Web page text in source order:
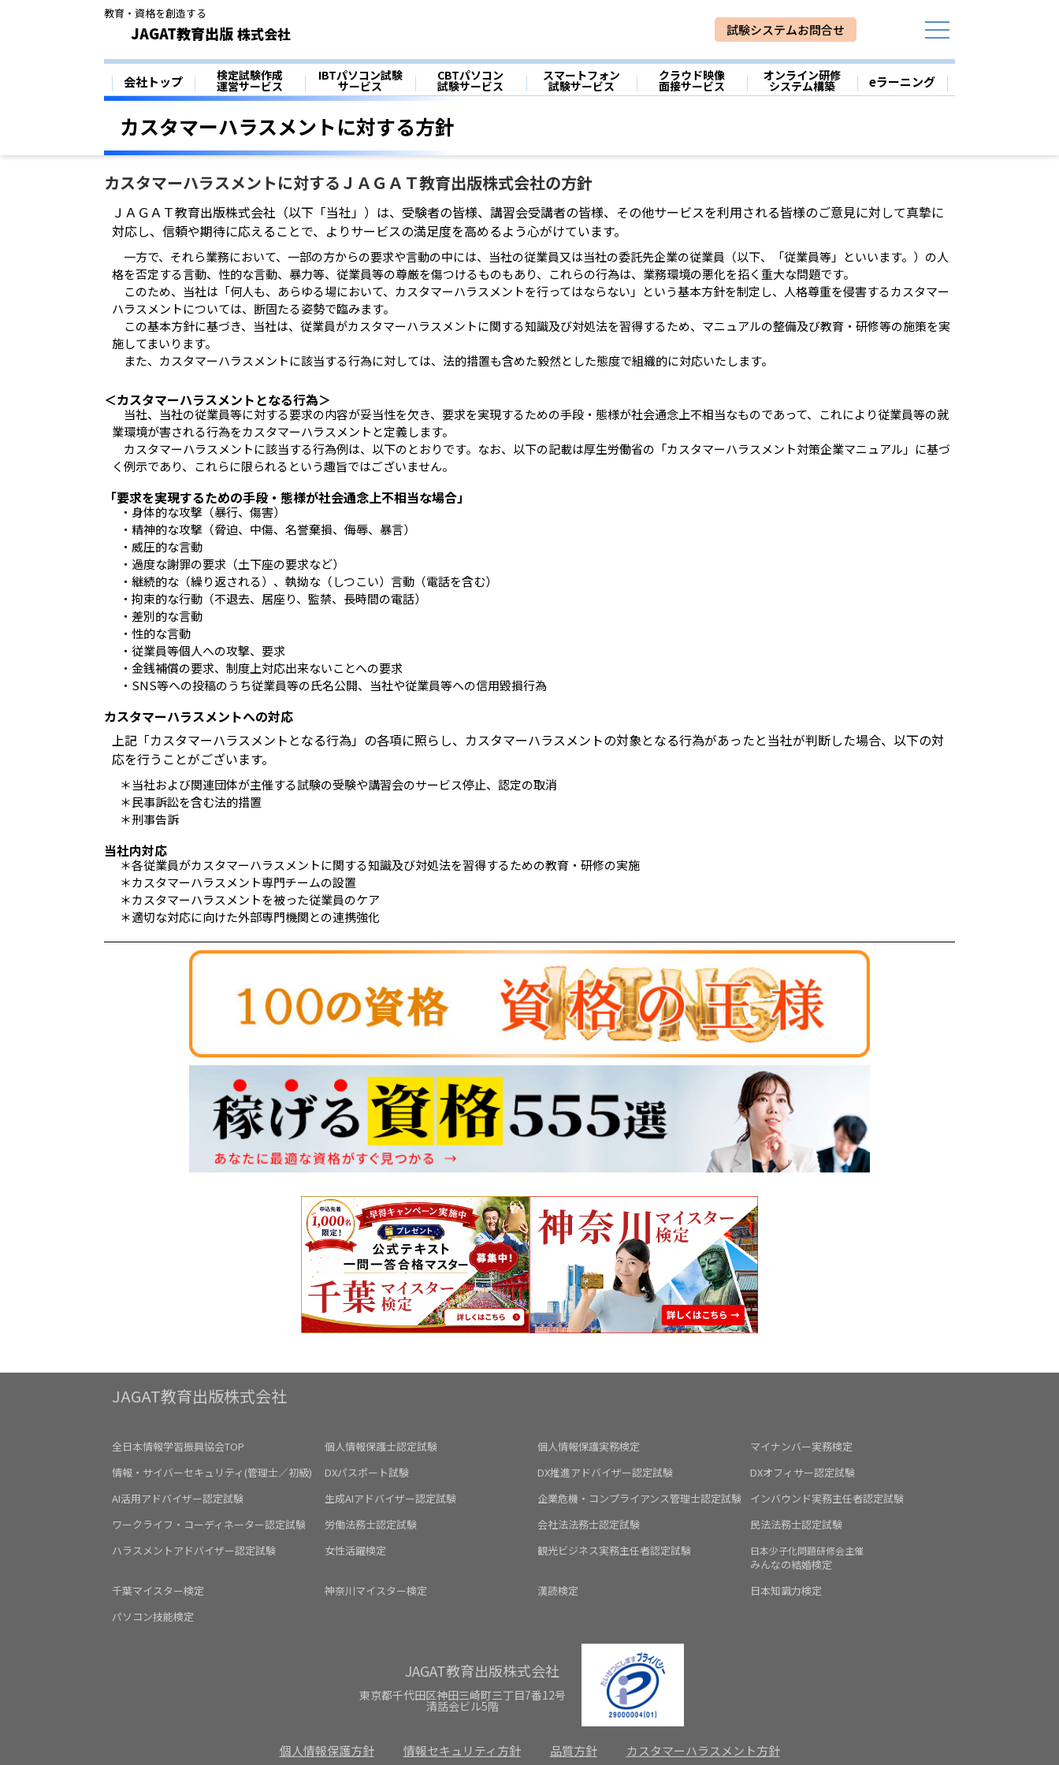
教育・資格を創造する
JAGAT教育出版 株式会社 試験システムお問合せ
お問い合わせ
│ 会社トップ │ 検定試験作成
運営サービス │ IBTパソコン試験
サービス │ CBTパソコン
試験サービス │ スマートフォン
試験サービス │ クラウド映像
面接サービス │ オンライン研修
システム構築 │ eラーニング │
カスタマーハラスメントに対する方針
カスタマーハラスメントに対するＪＡＧＡＴ教育出版株式会社の方針
ＪＡＧＡＴ教育出版株式会社（以下「当社」）は、受験者の皆様、講習会受講者の皆様、その他サービスを利用される皆様のご意見に対して真摯に
対応し、信頼や期待に応えることで、よりサービスの満足度を高めるよう心がけています。
一方で、それら業務において、一部の方からの要求や言動の中には、当社の従業員又は当社の委託先企業の従業員（以下、「従業員等」といいます。）の人
格を否定する言動、性的な言動、暴力等、従業員等の尊厳を傷つけるものもあり、これらの行為は、業務環境の悪化を招く重大な問題です。
このため、当社は「何人も、あらゆる場において、カスタマーハラスメントを行ってはならない」という基本方針を制定し、人格尊重を侵害するカスタマー
ハラスメントについては、断固たる姿勢で臨みます。
この基本方針に基づき、当社は、従業員がカスタマーハラスメントに関する知識及び対処法を習得するため、マニュアルの整備及び教育・研修等の施策を実
施してまいります。
また、カスタマーハラスメントに該当する行為に対しては、法的措置も含めた毅然とした態度で組織的に対応いたします。
＜カスタマーハラスメントとなる行為＞
当社、当社の従業員等に対する要求の内容が妥当性を欠き、要求を実現するための手段・態様が社会通念上不相当なものであって、これにより従業員等の就
業環境が害される行為をカスタマーハラスメントと定義します。
カスタマーハラスメントに該当する行為例は、以下のとおりです。なお、以下の記載は厚生労働省の「カスタマーハラスメント対策企業マニュアル」に基づ
く例示であり、これらに限られるという趣旨ではございません。
「要求を実現するための手段・態様が社会通念上不相当な場合」
身体的な攻撃（暴行、傷害）
精神的な攻撃（脅迫、中傷、名誉棄損、侮辱、暴言）
威圧的な言動
過度な謝罪の要求（土下座の要求など）
継続的な（繰り返される）、執拗な（しつこい）言動（電話を含む）
拘束的な行動（不退去、居座り、監禁、長時間の電話）
差別的な言動
性的な言動
従業員等個人への攻撃、要求
金銭補償の要求、制度上対応出来ないことへの要求
SNS等への投稿のうち従業員等の氏名公開、当社や従業員等への信用毀損行為
カスタマーハラスメントへの対応
上記「カスタマーハラスメントとなる行為」の各項に照らし、カスタマーハラスメントの対象となる行為があったと当社が判断した場合、以下の対
応を行うことがございます。
＊当社および関連団体が主催する試験の受験や講習会のサービス停止、認定の取消
＊民事訴訟を含む法的措置
＊刑事告訴
当社内対応
＊各従業員がカスタマーハラスメントに関する知識及び対処法を習得するための教育・研修の実施
＊カスタマーハラスメント専門チームの設置
＊カスタマーハラスメントを被った従業員のケア
＊適切な対応に向けた外部専門機関との連携強化
JAGAT教育出版株式会社
全日本情報学習振興協会TOP 個人情報保護士認定試験 個人情報保護実務検定
マイナンバー実務検定
情報・サイバーセキュリティ(管理士／初級)
DXパスポート試験 DX推進アドバイザー認定試験
DXオフィサー認定試験
AI活用アドバイザー認定試験
生成AIアドバイザー認定試験 企業危機・コンプライアンス管理士認定試験
インバウンド実務主任者認定試験
ワークライフ・コーディネーター認定試験
労働法務士認定試験 会社法法務士認定試験
民法法務士認定試験
ハラスメントアドバイザー認定試験
女性活躍検定 観光ビジネス実務主任者認定試験 日本少子化問題研修会主催
みんなの結婚検定
千葉マイスター検定
神奈川マイスター検定 漢読検定
日本知識力検定
パソコン技能検定
JAGAT教育出版株式会社
東京都千代田区神田三崎町三丁目7番12号
清話会ビル5階
個人情報保護方針 情報セキュリティ方針 品質方針 カスタマーハラスメント方針